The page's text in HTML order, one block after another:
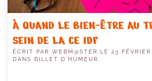
À QUAND LE BIEN-ÊTRE AU
SEIN DE LA CE IDF
ÉCRIT PAR WEBM@STER LE 23
DANS BILLET D'HUMEUR.